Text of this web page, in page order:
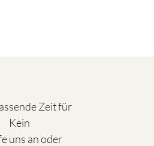
Zeit für
Kein
uns an oder